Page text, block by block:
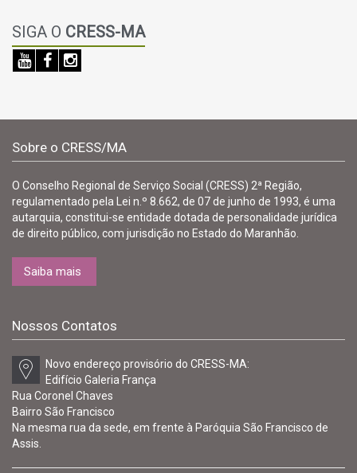
SIGA O CRESS-MA
Sobre o CRESS/MA
O Conselho Regional de Serviço Social (CRESS) 2ª Região,
regulamentado pela Lei n.º 8.662, de 07 de junho de 1993, é uma
autarquia, constitui-se entidade dotada de personalidade jurídica
de direito público, com jurisdição no Estado do Maranhão.
Saiba mais
Nossos Contatos
Novo endereço provisório do CRESS-MA:
Edifício Galeria França
Rua Coronel Chaves
Bairro São Francisco
Na mesma rua da sede, em frente à Paróquia São Francisco de
Assis.